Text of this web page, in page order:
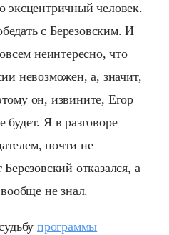
эксцентричный человек.
с Березовским. И
неинтересно, что
невозможен, а, значит,
он, извините, Егор
Я в разговоре
почти не
отказался, а
не знал.
программы